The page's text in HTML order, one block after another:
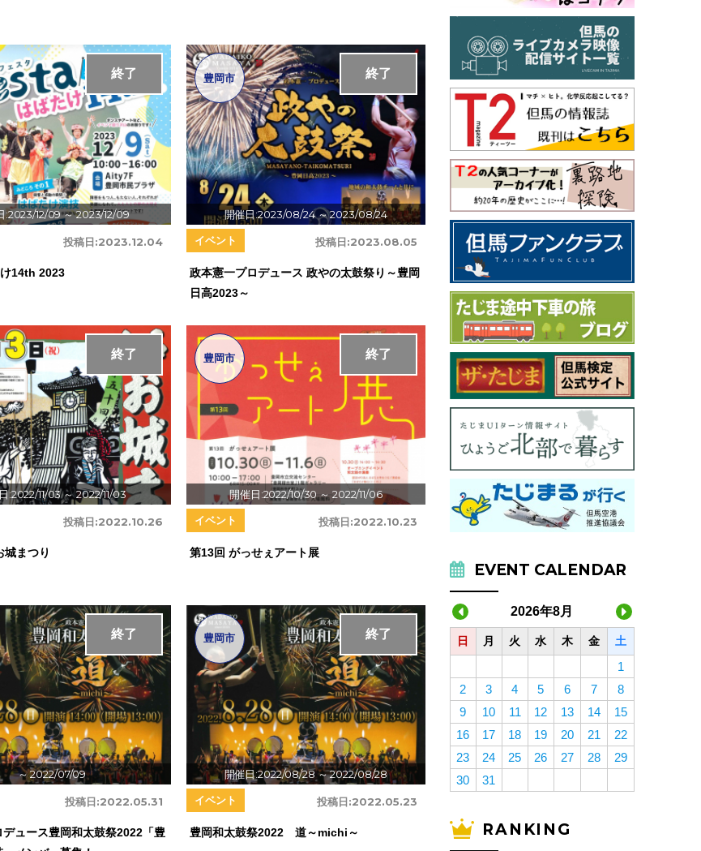
:2023/12/09～ 2023/12/09
終了
投稿日:2023.12.04
14th 2023
開催日:2023/08/24 ～ 2023/08/24
終了
豊岡市
投稿日:2023.08.05
イベント
政本憲一プロデュース 政やの太鼓祭り～豊岡
日高2023～
:2022/11/03～ 2022/11/03
終了
投稿日:2022.10.26
城まつり
開催日:2022/10/30 ～ 2022/11/06
終了
豊岡市
投稿日:2022.10.23
イベント
第13回 がっせぇアート展
～ 2022/07/09
終了
投稿日:2022.05.31
デュース豊岡和太鼓祭2022「豊
開催日:2022/08/28～ 2022/08/28
終了
豊岡市
投稿日:2022.05.23
イベント
豊岡和太鼓祭2022 道～michi～
EVENT CALENDAR
2026年8月
日 月 火 水 木 金 土
1
2
3 4 5 6 7
8
9
10 11 12 13 14
15
16
17 18 19 20 21
22
23
24 25 26 27 28
29
30
31
RANKING